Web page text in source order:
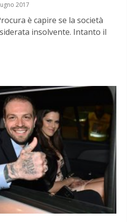
2017
è capire se la società
insolvente. Intanto il